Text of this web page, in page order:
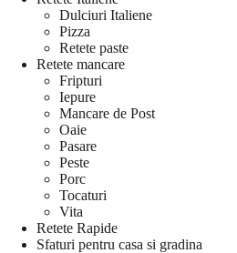
Dulciuri Italiene
Pizza
Retete paste
Retete mancare
Fripturi
Iepure
Mancare de Post
Oaie
Pasare
Peste
Porc
Tocaturi
Vita
Retete Rapide
Sfaturi pentru casa si gradina